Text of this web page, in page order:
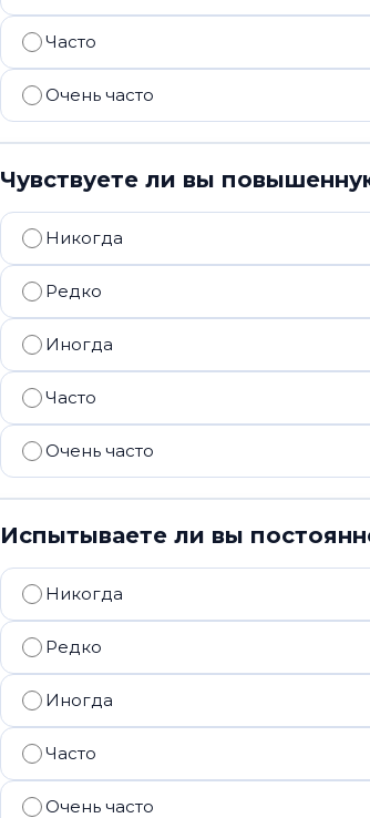
Часто
Очень часто
Чувствуете ли вы
Никогда
Редко
Иногда
Часто
Очень часто
Испытываете ли вы
Никогда
Редко
Иногда
Часто
Очень часто